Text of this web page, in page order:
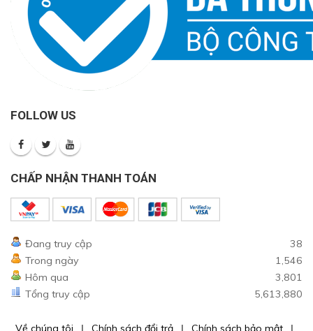
FOLLOW US
CHẤP NHẬN THANH TOÁN
Đang truy cập
38
Trong ngày
1,546
Hôm qua
3,801
Tổng truy cập
5,613,880
Về chúng tôi Chính sách đổi trả Chính sách bảo mật